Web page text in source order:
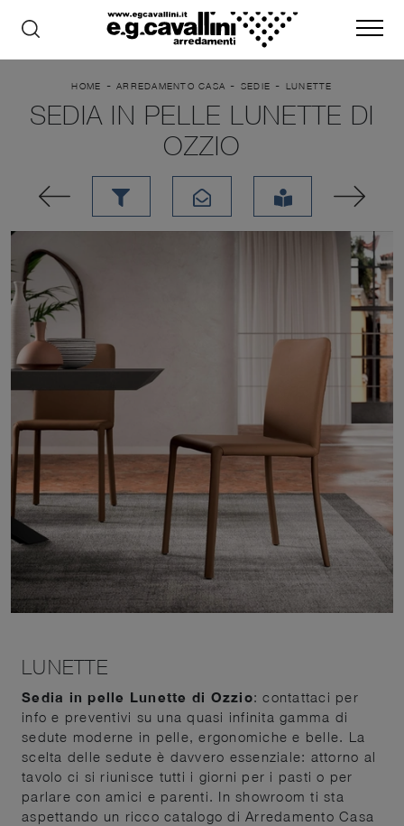
HOME -ARREDAMENTO CASA - SEDIE - LUNETTE
SEDIA IN PELLE LUNETTE DI
OZZIO
LUNETTE
Sedia in pelle Lunette di Ozzio: contattaci per
info e preventivi su una quasi infinita gamma di
sedute moderne in pelle, ergonomiche e belle. La
scelta delle sedute è davvero essenziale: attorno al
tavolo ci si riunisce tutti i giorni per i pasti o per
parlare con amici e parenti. In showroom ti sta
aspettando un ricco catalogo di Arredamento Casa